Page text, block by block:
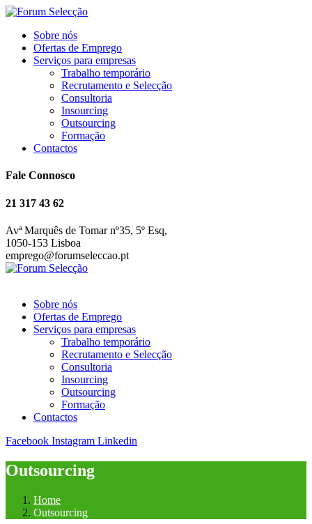
Sobre nós
Ofertas de Emprego
Serviços para empresas
Trabalho temporário
Recrutamento e Selecção
Consultoria
Insourcing
Outsourcing
Formação
Contactos
Fale Connosco
21 317 43 62
Avª Marquês de Tomar nº35, 5º Esq,
1050-153 Lisboa
emprego@forumseleccao.pt
Sobre nós
Ofertas de Emprego
Serviços para empresas
Trabalho temporário
Recrutamento e Selecção
Consultoria
Insourcing
Outsourcing
Formação
Contactos
Facebook Instagram Linkedin
Outsourcing
Home
Outsourcing